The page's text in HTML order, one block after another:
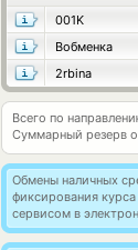
001K
Вобменка
2rbina
Всего по
Суммарный резерв
Обмены наличных
фиксирования
сервисом в